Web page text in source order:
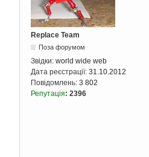
Replace Team
Поза форумом
Звідки: world wide web
Дата реєстрації: 31.10.2012
Повідомлень: 3 802
Репутація: 2396